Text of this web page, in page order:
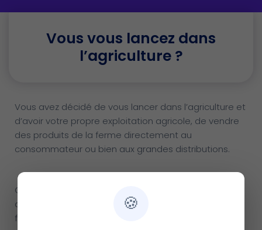
Vous vous lancez dans
l’agriculture ?
Vous avez décidé de vous lancer dans l’agriculture et
d’avoir votre propre exploitation agricole, de vendre
des produits de la ferme directement au
consommateur ou bien aux grandes distributions.
C’est un secteur qui continue de séduire, malgré ses
difficultés, et de nombreux entrepreneurs
franchissent le pas de se lancer dans l’agriculture
🍪